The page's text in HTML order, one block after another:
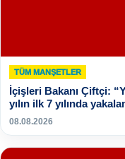
TÜM MANŞETLER
İçişleri Bakanı Çiftçi:
yılın ilk 7 yılında
08.08.2026